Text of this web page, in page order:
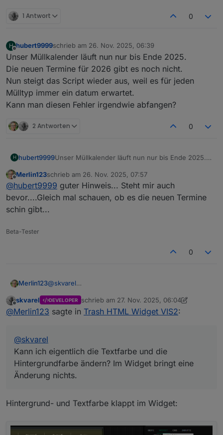
1 Antwort 0
H
Offline
hubert9999schrieb am 26. Nov. 2025, 06:39
zuletzt editiert von
Unser Müllkalender läuft nun nur bis Ende 2025.
Die neuen Termine für 2026 gibt es noch nicht.
Nun steigt das Script wieder aus, weil es für jeden
Mülltyp immer ein datum erwartet.
Kann man diesen Fehler irgendwie abfangen?
2 Antworten 0
H hubert9999Unser Müllkalender läuft nun nur bis Ende 2025.
Nun steigt das Script wieder aus, weil es für jeden
Mülltyp immer ein datum erwartet.
Kann man diesen Fehler irgendwie abfangen?
Offline
Merlin123schrieb am 26. Nov. 2025, 07:57
zuletzt editiert von
@hubert9999 guter Hinweis... Steht mir auch
bevor....Gleich mal schauen, ob es die neuen Termine
schin gibt...
Beta-Tester
0
Merlin123@skvarel
Hintergrundfarbe ändern? Im Widget bringt eine
Änderung nichts.
Offline
skvarel DEVELOPER schrieb am 27. Nov. 2025, 06:04
zuletzt editiert von skvarel
@Merlin123 sagte in Trash HTML Widget VIS2:
@skvarel
Kann ich eigentlich die Textfarbe und die
Hintergrundfarbe ändern? Im Widget bringt eine
Änderung nichts.
Hintergrund- und Textfarbe klappt im Widget: